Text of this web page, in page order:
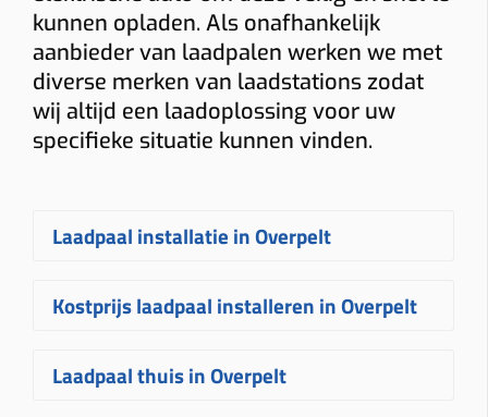
kunnen opladen. Als onafhankelijk
aanbieder van laadpalen werken we met
diverse merken van laadstations zodat
wij altijd een laadoplossing voor uw
specifieke situatie kunnen vinden.
Laadpaal installatie in Overpelt
Een
laadpaal laten installeren in
Overpelt gebeurt bij Plugnet volledig
snel een vrijblijvendeofferte
Kostprijs laadpaal installeren in Overpelt
De
prijs voor een laadpaal installeren
in Overpelt hangt af van
Laadpaal thuis in Overpelt